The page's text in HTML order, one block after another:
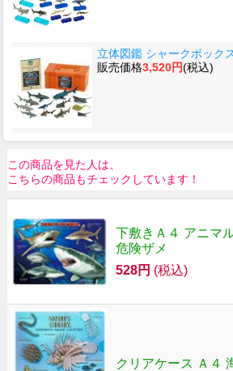
立体図鑑 シャークボック
販売価格3,520円(税込)
この商品を見た人は、
こちらの商品もチェックしています！
下敷きＡ４ アニマ
危険ザメ
528円 (税込)
クリアケース Ａ４